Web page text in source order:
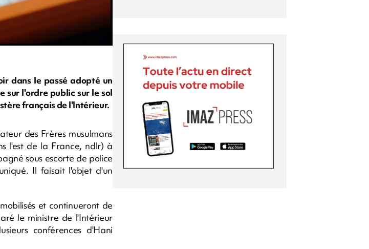
dans le passé adopté un
sur l'ordre public sur le sol
français de l'Intérieur.
des Frères musulmans
l'est de la France, ndlr) à
sous escorte de police
Il faisait l'objet d'un
et continueront de
le ministre de l'Intérieur
conférences d'Hani